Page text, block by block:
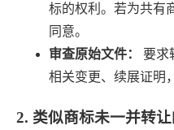
标的权利。若为共有
同意。
审查原始文件：
要求
相关变更、续展证明
2. 类似商标未一并转